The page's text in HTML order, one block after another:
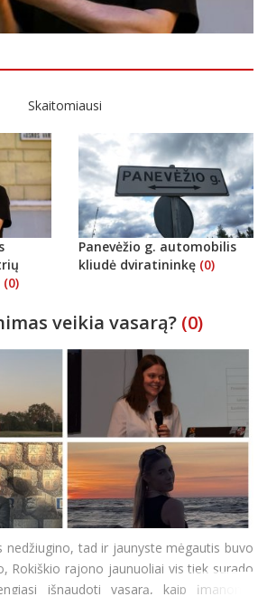
Skaitomiausi
(0)
Panevėžio g. automobilis
kliudė dviratininkę (0)
veikia vasarą? (0)
nedžiugino, tad ir jaunyste mėgautis buvo
Rokiškio rajono jaunuoliai vis tiek surado
išnaudoti vasarą, kaip įmanoma